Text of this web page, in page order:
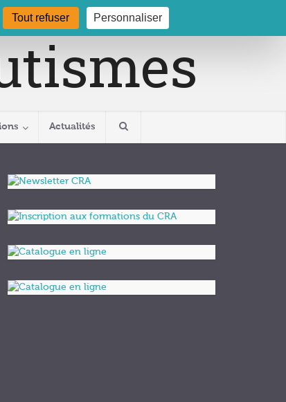
03 80 29 54 19
Actualités
Tout refuser Personnaliser